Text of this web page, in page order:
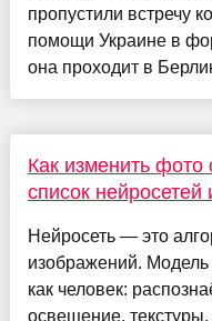
пропустили встречу
помощи Украине в
она проходит в
Как изменить
список
Нейросеть — это
изображений.
как человек:
освещение,